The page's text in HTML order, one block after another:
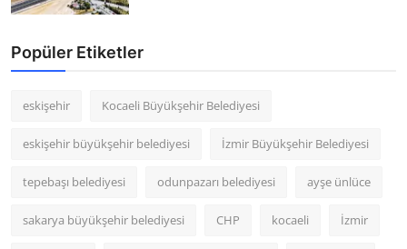
Popüler Etiketler
eskişehir Kocaeli Büyükşehir Belediyesi
eskişehir büyükşehir belediyesi İzmir Büyükşehir Belediyesi
tepebaşı belediyesi odunpazarı belediyesi ayşe ünlüce
sakarya büyükşehir belediyesi CHP kocaeli İzmir